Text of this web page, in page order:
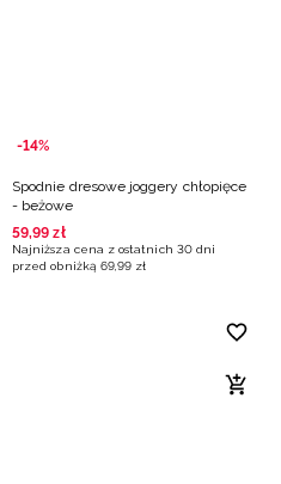
-14%
Spodnie dresowe joggery chłopięce
- beżowe
59,99 zł
Najniższa cena z ostatnich 30 dni
przed obniżką 69,99 zł